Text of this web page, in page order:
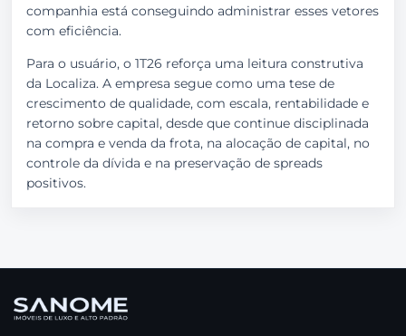
companhia está conseguindo administrar esses vetores
com eficiência.
Para o usuário, o 1T26 reforça uma leitura construtiva
da Localiza. A empresa segue como uma tese de
crescimento de qualidade, com escala, rentabilidade e
retorno sobre capital, desde que continue disciplinada
na compra e venda da frota, na alocação de capital, no
controle da dívida e na preservação de spreads
positivos.